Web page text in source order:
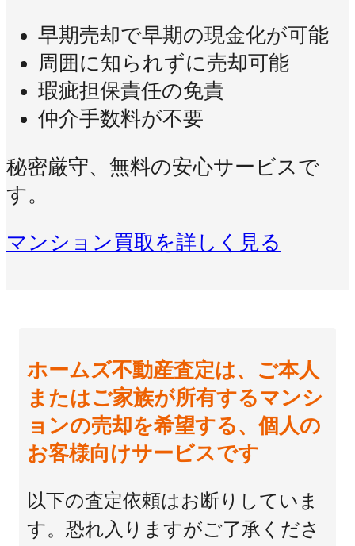
早期売却で早期の現金化が可能
周囲に知られずに売却可能
瑕疵担保責任の免責
仲介手数料が不要
秘密厳守、無料の安心サービスで
す。
マンション買取を詳しく見る
ホームズ不動産査定は、ご本人
またはご家族が所有するマンシ
ョンの売却を希望する、個人の
お客様向けサービスです
以下の査定依頼はお断りしていま
す。恐れ入りますがご了承くださ